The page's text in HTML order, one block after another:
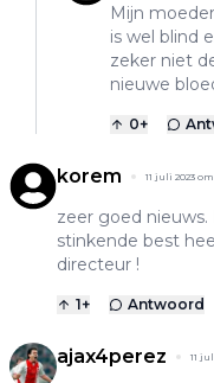
Mijn
is wel blind
zeker niet
nieuwe
0+
korem 11 juli 2023
zeer goed nieuws.
stinkende best
directeur !
1+ Antwoord
ajax4perez 11